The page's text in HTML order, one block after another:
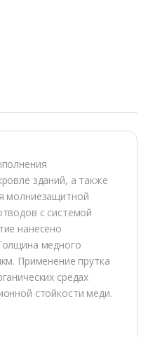
зданий, а также
молниезащитной
с системой
нанесено
медного
Применение прутка
средах
стойкости меди.